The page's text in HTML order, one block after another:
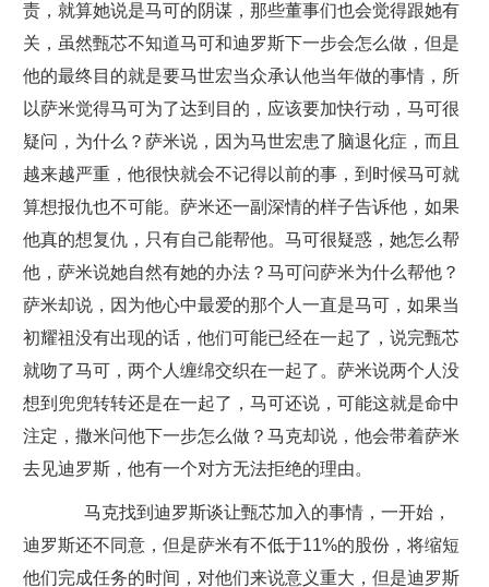
责，就算她说是马可的阴谋，那些董事们也会觉得跟她有
关，虽然甄芯不知道马可和迪罗斯下一步会怎么做，但是
他的最终目的就是要马世宏当众承认他当年做的事情，所
以萨米觉得马可为了达到目的，应该要加快行动，马可很
疑问，为什么？萨米说，因为马世宏患了脑退化症，而且
越来越严重，他很快就会不记得以前的事，到时候马可就
算想报仇也不可能。萨米还一副深情的样子告诉他，如果
他真的想复仇，只有自己能帮他。马可很疑惑，她怎么帮
他，萨米说她自然有她的办法？马可问萨米为什么帮他？
萨米却说，因为他心中最爱的那个人一直是马可，如果当
初耀祖没有出现的话，他们可能已经在一起了，说完甄芯
就吻了马可，两个人缠绵交织在一起了。萨米说两个人没
想到兜兜转转还是在一起了，马可还说，可能这就是命中
注定，撒米问他下一步怎么做？马克却说，他会带着萨米
去见迪罗斯，他有一个对方无法拒绝的理由。
马克找到迪罗斯谈让甄芯加入的事情，一开始，
迪罗斯还不同意，但是萨米有不低于11%的股份，将缩短
他们完成任务的时间，对他们来说意义重大，但是迪罗斯